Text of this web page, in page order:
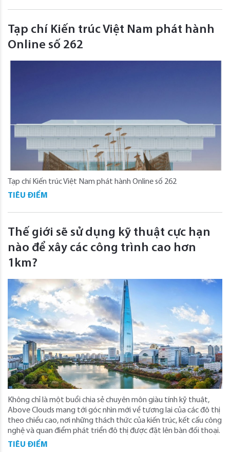
Tạp chí Kiến trúc Việt Nam phát hành
Online số 262
Tạp chí Kiến trúc Việt Nam phát hành Online số 262
TIÊU ĐIỂM
Thế giới sẽ sử dụng kỹ thuật cực hạn
nào để xây các công trình cao hơn
1km?
Không chỉ là một buổi chia sẻ chuyên môn giàu tính kỹ thuật,
Above Clouds mang tới góc nhìn mới về tương lai của các đô thị
theo chiều cao, nơi những thách thức của kiến trúc, kết cấu công
nghệ và quan điểm phát triển đô thị được đặt lên bàn đối thoại.
TIÊU ĐIỂM